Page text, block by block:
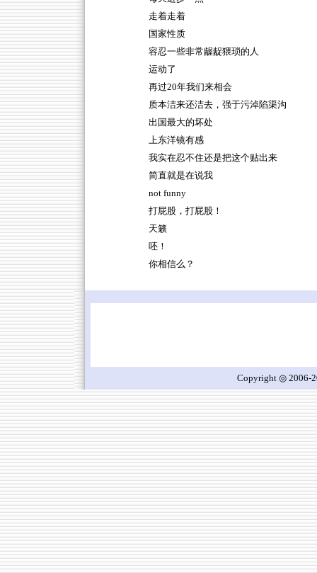
走着走着
国家性质
容忍一些非常龌龊猥琐的人
运动了
再过20年我们来相会
质本洁来还洁去，强于污淖陷渠沟
出国最大的坏处
上东洋镜有感
我实在忍不住还是把这个贴出来
简直就是在说我
not funny
打屁股，打屁股！
天籁
呸！
你相信么？
Copyright ◎ 2006-